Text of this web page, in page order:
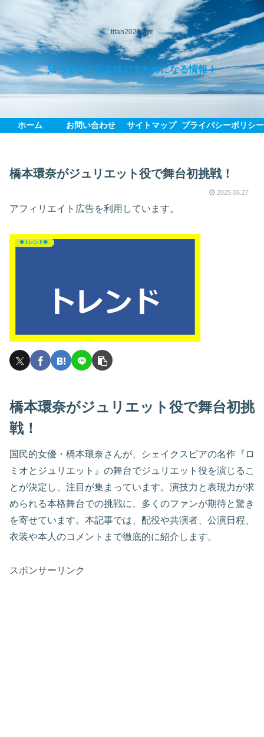
titan2021.xyz
知ってる？なるほど？ためになる情報！
ホーム お問い合わせ サイトマップ プライバシーポリシー
橋本環奈がジュリエット役で舞台初挑戦！
2025.06.27
アフィリエイト広告を利用しています。
◆トレンド◆
橋本環奈がジュリエット役で舞台初挑
戦！
国民的女優・橋本環奈さんが、シェイクスピアの名作『ロ
ミオとジュリエット』の舞台でジュリエット役を演じるこ
とが決定し、注目が集まっています。演技力と表現力が求
められる本格舞台での挑戦に、多くのファンが期待と驚き
を寄せています。本記事では、配役や共演者、公演日程、
衣装や本人のコメントまで徹底的に紹介します。
スポンサーリンク